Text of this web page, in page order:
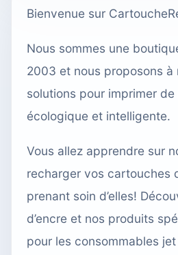
Bienvenue sur
Nous sommes une
2003 et nous proposons à
solutions pour imprimer de
écologique et intelligente.
Vous allez apprendre sur
recharger vos cartouches
prenant soin d’elles!
d’encre et nos produits
pour les consommables jet